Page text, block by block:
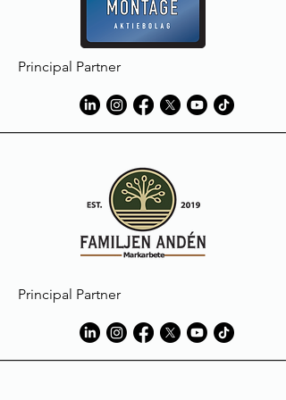
being treated.
Always follow detergent
manufacturers instructions, especially
those intended to tackle heavy stains
garments resulting from staining
caused by elements foreign to the
materials used in manufacture.
Les produits Macron sont réalisés
suivant des standards élevés et sont
soumis à des procédures sévères de
Les vêtements peuvent subir une
substances comme la boue ou
Principal Partner
Principal Partner